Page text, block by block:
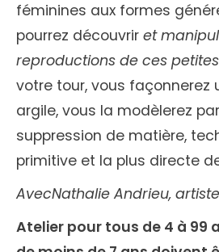
féminines aux formes
pourrez découvrir et
reproductions de ces
votre tour, vous façonnerez
argile, vous la modèlerez
suppression de matière,
primitive et la plus directe
AvecNathalie Andrieu,
Atelier pour tous de 4 à 99